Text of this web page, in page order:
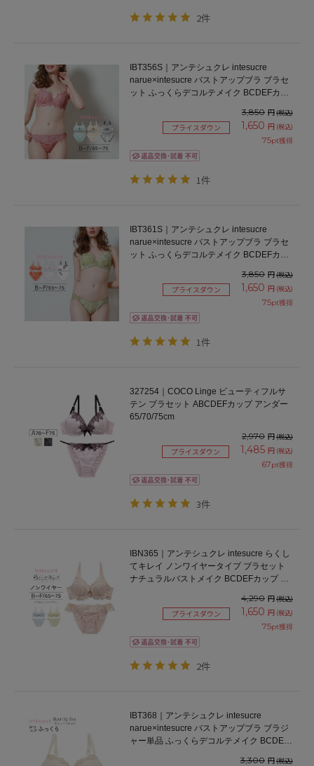
2件
IBT356S｜アンテシュクレ intesucre
narue×intesucre バストアップブラ ブラセ
ット ふっくらデコルテメイク BCDEFカッ
3,850 円(税込)
プライスダウン 1,650 円 (税込)
75pt獲得
1件
IBT361S｜アンテシュクレ intesucre
narue×intesucre バストアップブラ ブラセ
ット ふっくらデコルテメイク BCDEFカッ
3,850 円(税込)
プライスダウン 1,650 円 (税込)
75pt獲得
1件
327254｜COCO Linge ビューティフルサ
テン ブラセット ABCDEFカップ アンダー
65/70/75cm
2,970 円(税込)
プライスダウン 1,485 円 (税込)
67pt獲得
3件
IBN365｜アンテシュクレ intesucre らくし
てキレイ ノンワイヤータイプ ブラセット
ナチュラルバストメイク BCDEFカップ ア
4,290 円(税込)
プライスダウン 1,650 円 (税込)
75pt獲得
2件
IBT368｜アンテシュクレ intesucre
narue×intesucre バストアップブラ ブラジ
ャー単品 ふっくらデコルテメイク BCDEF
3,300 円(税込)